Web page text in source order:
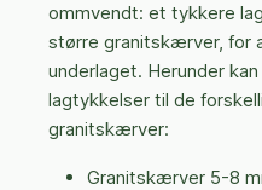
ommvendt: et tykkere
større granitskærver, for
underlaget. Herunder
lagtykkelser til de
granitskærver:
Granitskærver 5-8